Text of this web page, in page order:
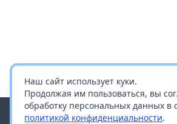
Наш сайт использует куки.
Продолжая им пользоваться, вы
обработку персональных данных в
политикой конфиденциальности.